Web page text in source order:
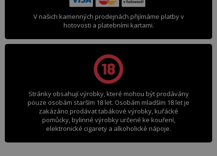
V našich kamenných prodejnách přijímáme platby v
hotovosti a platebními kartami.
Stránky obsahují výrobky, které mohou být prodávány
pouze osobám starším 18 let. Osobám mladším 18 let je
zakázáno prodávat tabákové výrobky, kuřácké
pomůcky, bylinné výrobky určené ke kouření,
elektronické cigarety a alkoholické nápoje.